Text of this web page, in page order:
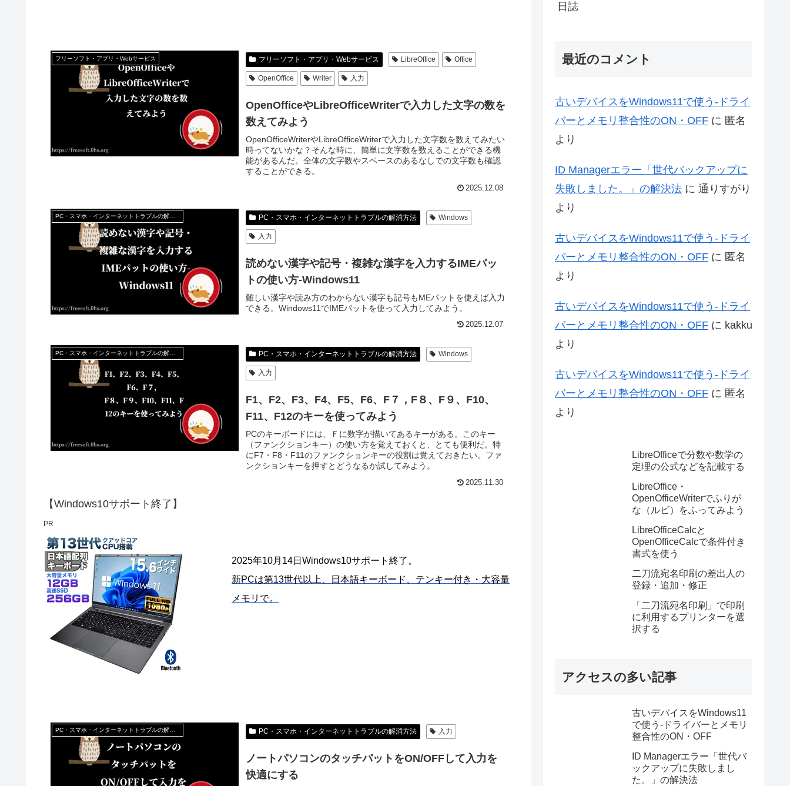
フリーソフト・アプリ・Webサービス フリーソフト・アプリ・Webサービス LibreOffice Office
OpenOffice Writer 入力
OpenOfficeやLibreOfficeWriterで入力した文字の数を
数えてみよう
OpenOfficeWriterやLibreOfficeWriterで入力した文字数を数えてみたい
時ってないかな？そんな時に、簡単に文字数を数えることができる機
能があるんだ。全体の文字数やスペースのあるなしでの文字数も確認
することができる。
2025.12.08
PC・スマホ・インターネットトラブルの解消方法 Windows
入力
読めない漢字や記号・複雑な漢字を入力するIMEパッ
トの使い方-Windows11
難しい漢字や読み方のわからない漢字も記号もMEパットを使えば入力
できる。Windows11でIMEパットを使って入力してみよう。
2025.12.07
PC・スマホ・インターネットトラブルの解消方法 Windows
入力
F1、F2、F3、F4、F5、F6、F７，F８、F９、F10、
F11、F12のキーを使ってみよう
PCのキーボードには、Ｆに数字が描いてあるキーがある。このキー
（ファンクションキー）の使い方を覚えておくと、とても便利だ。特
にF7・F8・F11のファンクションキーの役割は覚えておきたい。ファ
ンクションキーを押すとどうなるか試してみよう。
2025.11.30
【Windows10サポート終了】
PR
2025年10月14日Windows10サポート終了。
新PCは第13世代以上、日本語キーボード、テンキー付き・大容量
メモリで。
PC・スマホ・インターネットトラブルの解消方法 入力
ノートパソコンのタッチパットをON/OFFして入力を
快適にする
日誌
最近のコメント
古いデバイスをWindows11で使う-ドライ
バーとメモリ整合性のON・OFF に 匿名
より
ID Managerエラー「世代バックアップに
失敗しました。」の解決法 に 通りすがり
より
古いデバイスをWindows11で使う-ドライ
バーとメモリ整合性のON・OFF に 匿名
より
古いデバイスをWindows11で使う-ドライ
バーとメモリ整合性のON・OFF に kakku
より
古いデバイスをWindows11で使う-ドライ
バーとメモリ整合性のON・OFF に 匿名
より
LibreOfficeで分数や数学の
定理の公式などを記載する
LibreOffice・
OpenOfficeWriterでふりが
な（ルビ）をふってみよう
LibreOfficeCalcと
OpenOfficeCalcで条件付き
書式を使う
二刀流宛名印刷の差出人の
登録・追加・修正
「二刀流宛名印刷」で印刷
に利用するプリンターを選
択する
アクセスの多い記事
古いデバイスをWindows11
で使う-ドライバーとメモリ
整合性のON・OFF
ID Managerエラー「世代バ
ックアップに失敗しまし
た。」の解決法